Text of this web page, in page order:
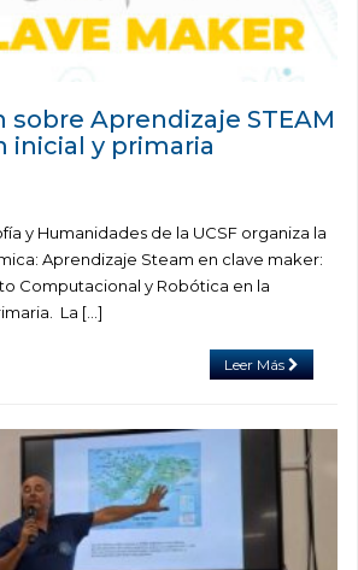
Aprendizaje STEAM
inicial y primaria
y Humanidades de la UCSF organiza la
Aprendizaje Steam en clave maker:
Computacional y Robótica en la
La […]
Leer Más